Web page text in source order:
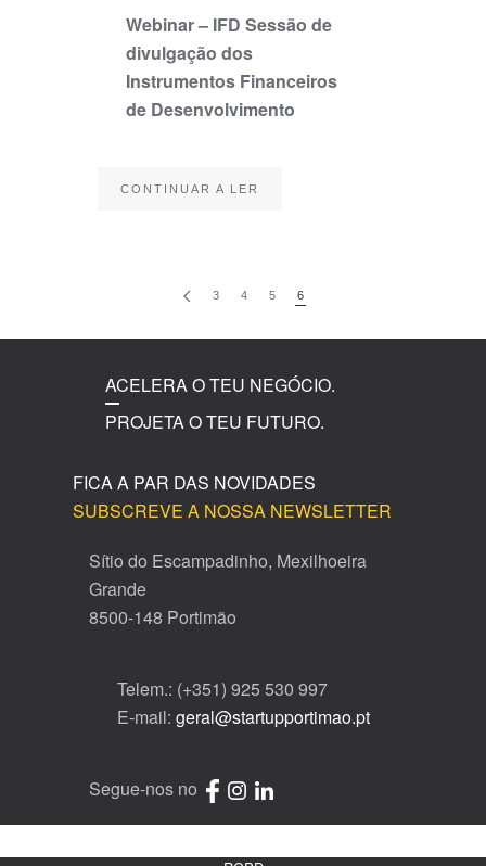
Webinar – IFD Sessão de
divulgação dos
Instrumentos Financeiros
de Desenvolvimento
CONTINUAR A LER
3 4 5 6
ACELERA O TEU NEGÓCIO.
PROJETA O TEU FUTURO.
FICA A PAR DAS NOVIDADES
SUBSCREVE A NOSSA NEWSLETTER
Sítio do Escampadinho, Mexilhoeira
Grande
8500-148 Portimão
Telem.: (+351) 925 530 997
E-mail: geral@startupportimao.pt
Segue-nos no